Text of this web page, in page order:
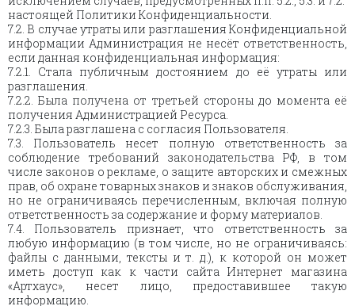
настоящей Политики Конфиденциальности.
7.2. В случае утраты или разглашения Конфиденциальной
информации Администрация не несёт ответственность,
если данная конфиденциальная информация:
7.2.1. Стала публичным достоянием до её утраты или
разглашения.
7.2.2. Была получена от третьей стороны до момента её
получения Администрацией Ресурса.
7.2.3. Была разглашена с согласия Пользователя.
7.3. Пользователь несет полную ответственность за
соблюдение требований законодательства РФ, в том
числе законов о рекламе, о защите авторских и смежных
прав, об охране товарных знаков и знаков обслуживания,
но не ограничиваясь перечисленным, включая полную
ответственность за содержание и форму материалов.
7.4. Пользователь признает, что ответственность за
любую информацию (в том числе, но не ограничиваясь:
файлы с данными, тексты и т. д.), к которой он может
иметь доступ как к части сайта Интернет магазина
«Артхаус», несет лицо, предоставившее такую
информацию.